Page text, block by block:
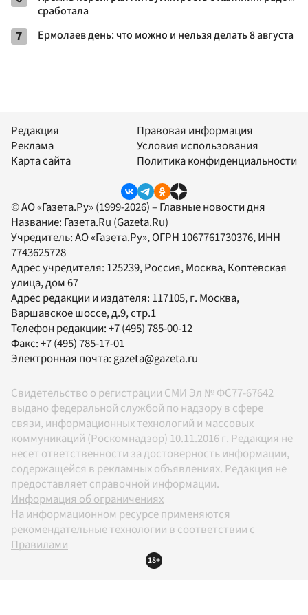
сработала
7 Ермолаев день: что можно и нельзя делать 8 августа
Редакция
Реклама
Карта сайта
Правовая информация
Условия использования
Политика конфиденциальности
© АО «Газета.Ру» (1999-2026) – Главные новости дня
Название: Газета.Ru (Gazeta.Ru)
Учредитель:АО «Газета.Ру», ОГРН 1067761730376, ИНН
7743625728
Адрес учредителя: 125239, Россия, Москва, Коптевская
улица, дом 67
Адрес редакции и издателя: 117105, г. Москва,
Варшавское шоссе, д.9, стр.1
Телефон редакции:+7 (495) 785-00-12
Факс:+7 (495) 785-17-01
Электронная почта: gazeta@gazeta.ru
Свидетельство о регистрации СМИ Эл № ФС77-67642
выдано федеральной службой по надзору в сфере
связи, информационных технологий и массовых
коммуникаций (Роскомнадзор) 10.11.2016 г. Редакция не
несет ответственности за достоверность информации,
содержащейся в рекламных объявлениях. Редакция не
предоставляет справочной информации.
Информация об ограничениях
На информационном ресурсе применяются
рекомендательные технологии в соответствии с
Правилами
18+